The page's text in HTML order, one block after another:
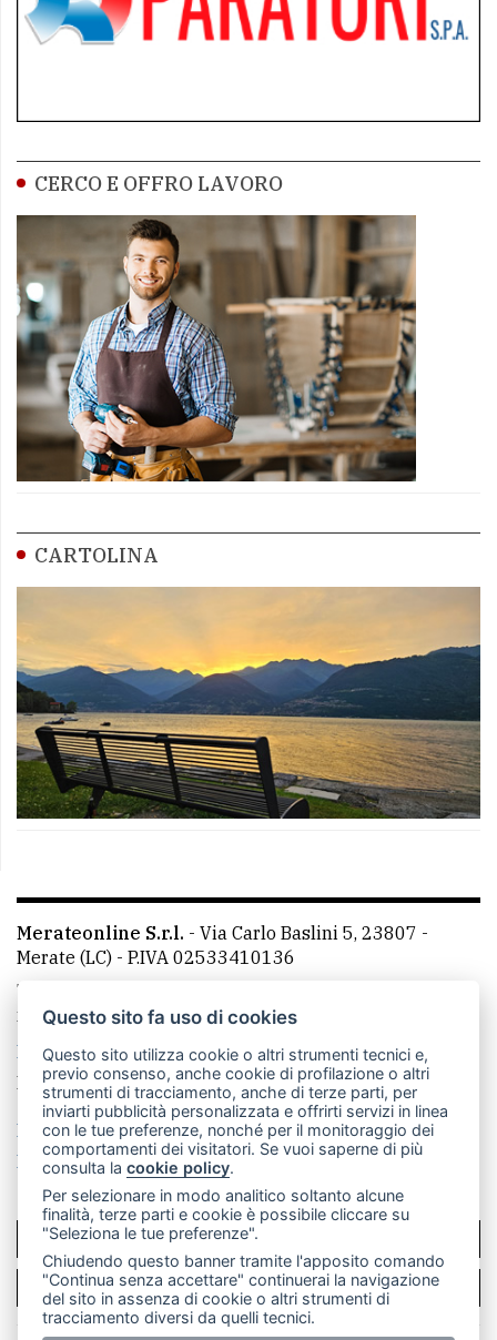
CERCO E OFFRO LAVORO
CARTOLINA
Merateonline S.r.l. - Via Carlo Baslini 5, 23807 -
Merate (LC) - P.IVA 02533410136
Telefono:
mail: redazione@leccoonline.com
La redazione
MerateOnline CasateOnline
RSS
Made by VIP
Privacy policy
Cookie policy
Rivedi le tue scelte sui cookie
SCRIVICI
PER LA TUA PUBBLICITÀ
Questo sito fa uso di cookies
Questo sito utilizza cookie o altri strumenti tecnici e,
previo consenso, anche cookie di profilazione o altri
strumenti di tracciamento, anche di terze parti, per
inviarti pubblicità personalizzata e offrirti servizi in linea
con le tue preferenze, nonché per il monitoraggio dei
comportamenti dei visitatori. Se vuoi saperne di più
consulta lacookie policy.
Per selezionare in modo analitico soltanto alcune
finalità, terze parti e cookie è possibile cliccare su
"Seleziona le tue preferenze".
Chiudendo questo banner tramite l'apposito comando
"Continua senza accettare" continuerai la navigazione
del sito in assenza di cookie o altri strumenti di
tracciamento diversi da quelli tecnici.